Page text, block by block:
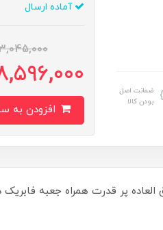
ضمانت اصل
بودن کالا
آماده ارسال
العاده پر قدرت همراه جعبه